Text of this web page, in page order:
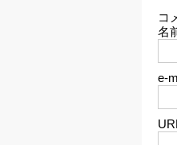
コ
名
e-